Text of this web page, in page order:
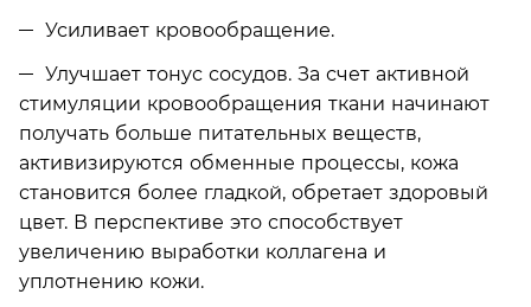
Усиливает кровообращение.
Улучшает тонус сосудов. За счет активной
стимуляции кровообращения ткани начинают
получать больше питательных веществ,
активизируются обменные процессы, кожа
становится более гладкой, обретает здоровый
цвет. В перспективе это способствует
увеличению выработки коллагена и
уплотнению кожи.